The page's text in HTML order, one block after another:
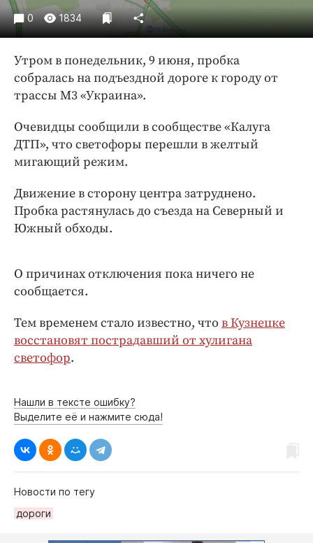
Общество
Погода
Происшествия
Спорт
ПРОЕКТЫ
Блоги
Медиаперсона
Интересное чтиво
Бренд года
Работодатель года
0 1834
Утром в понедельник, 9 июня, пробка
собралась на подъездной дороге к городу от
трассы М3 «Украина».
Очевидцы сообщили в сообществе «Калуга
ДТП», что светофоры перешли в желтый
мигающий режим.
Движение в сторону центра затруднено.
Пробка растянулась до съезда на Северный и
Южный обходы.
О причинах отключения пока ничего не
сообщается.
Тем временем стало известно, что в Кузнецке
восстановят пострадавший от хулигана
светофор.
Нашли в тексте ошибку?
Выделите её и нажмите сюда!
Новости по тегу
дороги